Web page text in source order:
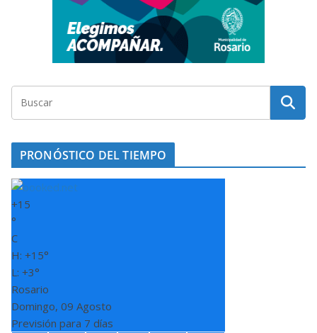
PRONÓSTICO DEL TIEMPO
+15
°
C
H: +15°
L: +3°
Rosario
Domingo, 09 Agosto
Previsión para 7 días